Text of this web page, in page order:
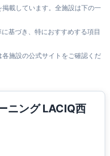
載しています。全施設は下の一
基づき、特におすすめする項目
施設の公式サイトをご確認くだ
ニング LACIQ西